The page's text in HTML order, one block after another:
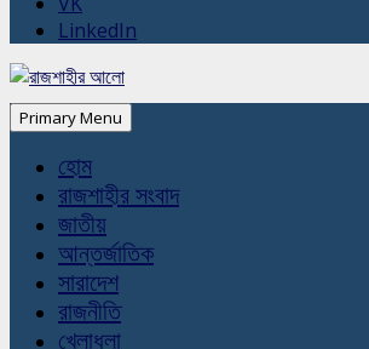
LinkedIn
Primary Menu
হোম
রাজশাহীর সংবাদ
জাতীয়
আন্তর্জাতিক
সারাদেশ
রাজনীতি
খেলাধুলা